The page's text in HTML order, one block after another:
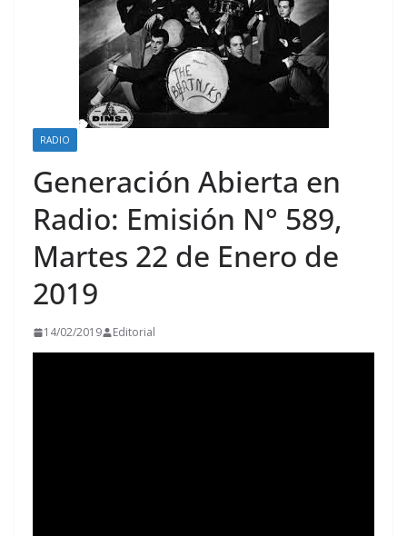
RADIO
Generación Abierta en
Radio: Emisión N° 589,
Martes 22 de Enero de
2019
14/02/2019 Editorial